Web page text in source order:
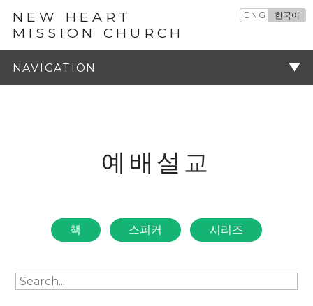
NEW HEART
MISSION CHURCH
ENG 한국어
예배설교
책 스피커 시리즈